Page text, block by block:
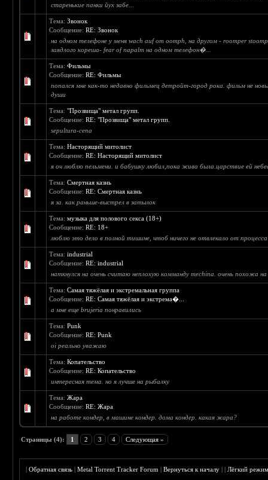
старенькие панки йух забе...
Тема:Звонок
Сообщение:RE: Звонок
на одном телефоне у меня wach auf от oomph, на другом - roomper
заядлого кореша- fear of napalm на одном телефон�...
Тема:Фильмы
Сообщение:RE: Фильмы
попался мне как-то недавно фильмец детройт-город рока. фильм не
души
Тема:"Прозвища" метал групп.
Сообщение:RE: "Прозвища" метал групп.
sepultura-сепа
Тема:Насторящий митолист
Сообщение:RE: Насторящий митолист
я оч люблю пельмени. и бабушку любил,пока жива была.царствие ей
Тема:Смертная казнь
Сообщение:RE: Смертная казнь
я за. как раньше-выстрел в затылок
Тема:музыка для полового секса (18+)
Сообщение:RE: 18+
люблю это дело в полной тишине, чтоб ничего не отвлекало от процесса
Тема:industrial
Сообщение:RE: industrial
наткнулся на очень считаю неплохую комманду mechina. очень похожа
Тема:Самая тяжёлая и экстремальная группа
Сообщение:RE: Самая тяжёлая и экстрема�...
а мне еще brujeria понравились
Тема:Punk
Сообщение:RE: Punk
oi реально уважаю
Тема:Копательство
Сообщение:RE: Копательство
интересная тема. но я лучше на рыбалку
Тема:Жара
Сообщение:RE: Жара
на работе кондер, в машине кондер. дома кондер. какая жара?
Страницы (4): 1 2 3 4 Следующая »
|Обратная связь |Metal Torrent Tracker Forum |Вернуться к началу ||Лёгкий